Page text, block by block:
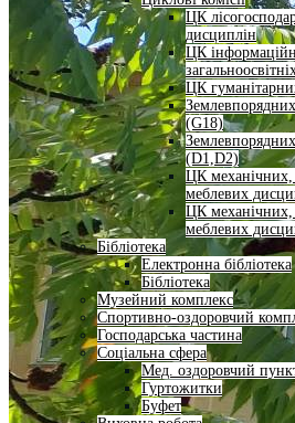
ЦК
дисциплін
ЦК
ЦК
(G18)
(D1,D2)
ЦК механічних,
меблевих
ЦК механічних,
меблевих
Бібліотека
Електронна бібліотека
Бібліотека
Музейний комплекс
Спортивно-оздоровчий
Господарська частина
Соціальна сфера
Мед. оздоровчий
Гуртожитки
Буфет